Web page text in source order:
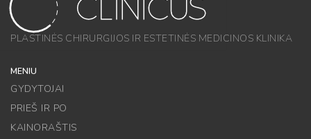
PLASTINĖS CHIRURGIJOS IR ESTETINĖS MEDICINOS KLINIKA
MENIU
GYDYTOJAI
PRIEŠ IR PO
KAINORAŠTIS